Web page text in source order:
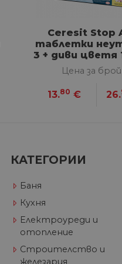
Ceresit Stop
таблетки
3 + диви цветя
Цена за
13.80 € 26.
КАТЕГОРИИ
Баня
Кухня
Електроуреди и
отопление
Строителство и
железария
CookieScriptConsent
__utmb
_ga_32J9YV418P
__utmc
YSC
IDE
GeneralAppGenSession
Google Privacy